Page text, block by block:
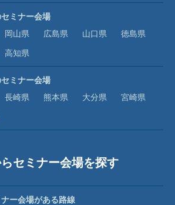
ミナー会場
岡山県 広島県 山口県
徳島県
高知県
ミナー会場
長崎県 熊本県 大分県
宮崎県
セミナー会場を探す
ー会場がある路線